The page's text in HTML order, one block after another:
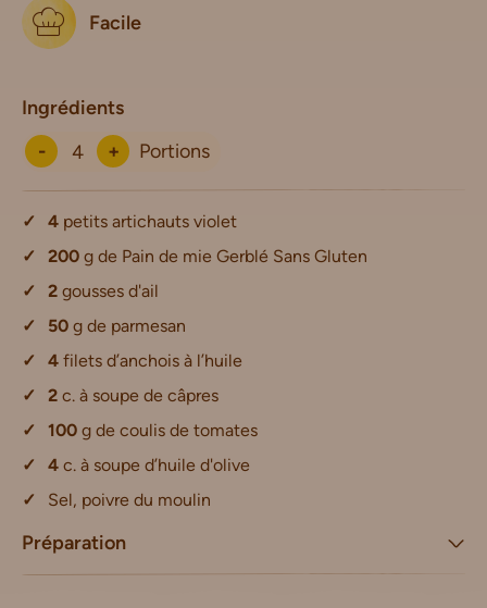
Facile
Ingrédients
-
+ Portions
4 petits artichauts violet
200 g de Pain de mie Gerblé Sans Gluten
2 gousses d'ail
50 g de parmesan
4 filets d’anchois à l’huile
2 c. à soupe de câpres
100 g de coulis de tomates
4 c. à soupe d’huile d'olive
Sel, poivre du moulin
Préparation